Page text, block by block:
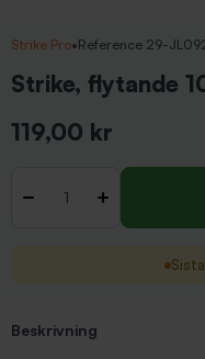
Strike Pro•Reference 29-
Strike, flytande
119,00 kr
- +
Beskrivning